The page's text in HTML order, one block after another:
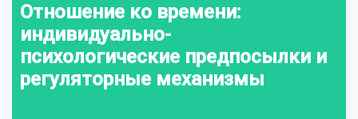
Отношение ко времени:
индивидуально-
психологические предпосылки и
регуляторные механизмы